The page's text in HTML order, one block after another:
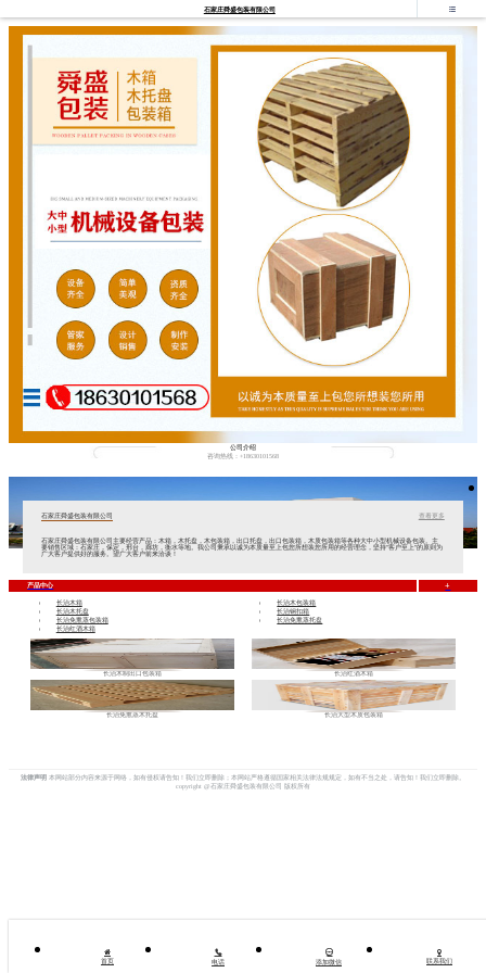
石家庄舜盛包装有限公司 
公司介绍
咨询热线：+18630101568
石家庄舜盛包装有限公司 查看更多
石家庄舜盛包装有限公司主要经营产品：木箱，木托盘，木包装箱，出口托盘，出口包装箱，木质包装箱等各种大中小型机械设备包装。主
要销售区域：石家庄，保定，邢台，廊坊，衡水等地。我公司秉承以诚为本质量至上包您所想装您所用的经营理念，坚持"客户至上"的原则为
广大客户提供好的服务。望广大客户前来洽谈！
产品中心 +
长治木箱
长治木包装箱
长治木托盘
长治钢扣箱
长治免熏蒸包装箱
长治免熏蒸托盘
长治红酒木箱
长治木制出口包装箱 长治红酒木箱
长治免熏蒸木托盘 长治大型木质包装箱
法律声明 本网站部分内容来源于网络，如有侵权请告知！我们立即删除；本网站严格遵循国家相关法律法规规定，如有不当之处，请告知！我们立即删除。
copyright @石家庄舜盛包装有限公司 版权所有
首页

电话

添加微信
联系我们